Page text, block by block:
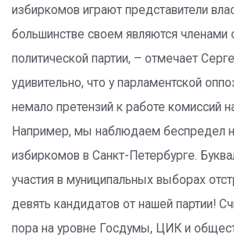
избиркомов играют представители
большинстве своем являются членами
политической партии, – отмечает
удивительно, что у парламентской
немало претензий к работе комиссий
Например, мы наблюдаем беспредел
избиркомов в Санкт-Петербурге.
участия в муниципальных выборах
девять кандидатов от нашей партии!
пора на уровне Госдумы, ЦИК и